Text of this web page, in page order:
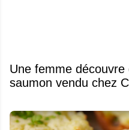
Une femme
saumon vendu chez